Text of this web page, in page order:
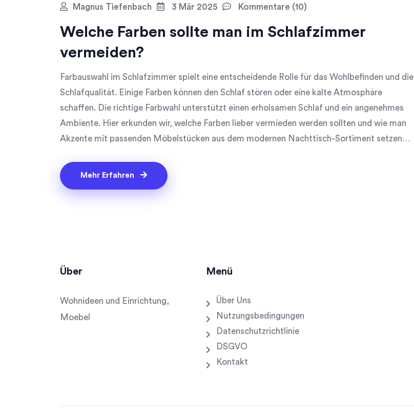
Magnus Tiefenbach 3 Mär 2025 Kommentare (10)
Welche Farben sollte man im Schlafzimmer
vermeiden?
Farbauswahl im Schlafzimmer spielt eine entscheidende Rolle für das Wohlbefinden und die
Schlafqualität. Einige Farben können den Schlaf stören oder eine kalte Atmosphäre
schaffen. Die richtige Farbwahl unterstützt einen erholsamen Schlaf und ein angenehmes
Ambiente. Hier erkunden wir, welche Farben lieber vermieden werden sollten und wie man
Akzente mit passenden Möbelstücken aus dem modernen Nachttisch-Sortiment setzen
Mehr Erfahren
Über
Wohnideen und Einrichtung,
Moebel
Menü
Über Uns
Nutzungsbedingungen
Datenschutzrichtlinie
DSGVO
Kontakt